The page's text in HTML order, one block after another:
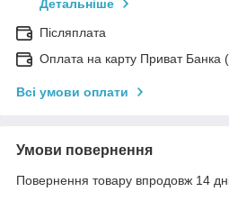
Детальніше
Післяплата
Оплата на карту Приват Банка
Всі умови оплати
Умови повернення
Повернення товару впродовж 14